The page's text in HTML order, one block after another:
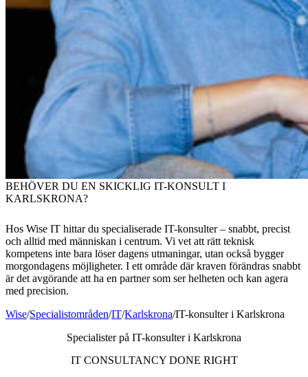
BEHÖVER DU EN SKICKLIG IT-KONSULT I
KARLSKRONA?
Hos Wise IT hittar du specialiserade IT-konsulter – snabbt, precist
och alltid med människan i centrum. Vi vet att rätt teknisk
kompetens inte bara löser dagens utmaningar, utan också bygger
morgondagens möjligheter. I ett område där kraven förändras snabbt
är det avgörande att ha en partner som ser helheten och kan agera
med precision.
Wise/Specialistområden/IT/Karlskrona/IT-konsulter i Karlskrona
Specialister på IT-konsulter i Karlskrona
IT CONSULTANCY DONE RIGHT